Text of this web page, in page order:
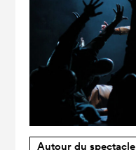
Autour du spectacle